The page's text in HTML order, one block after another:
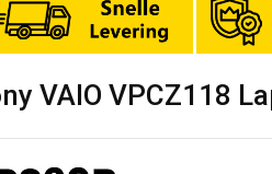
VAIO VPCZ118